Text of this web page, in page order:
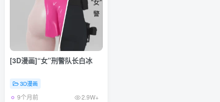
[3D漫画]“女”刑警队长白冰
3D漫画
9个月前 2.9W+